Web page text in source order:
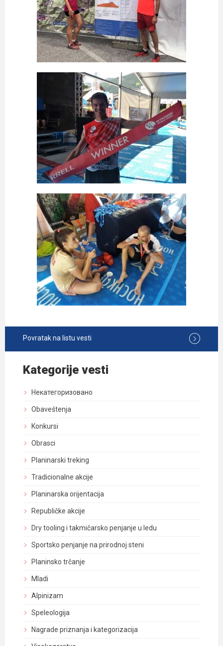
Povratak na listu vesti
Kategorije vesti
Некатегоризовано
Obaveštenja
Konkursi
Obrasci
Planinarski treking
Tradicionalne akcije
Planinarska orijentacija
Republičke akcije
Dry tooling i takmičarsko penjanje u ledu
Sportsko penjanje na prirodnoj steni
Planinsko trčanje
Mladi
Alpinizam
Speleologija
Nagrade priznanja i kategorizacija